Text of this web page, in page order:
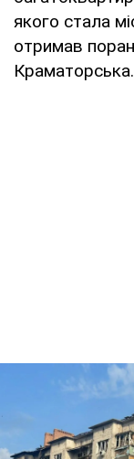
якого стала
отримав
Краматорська.